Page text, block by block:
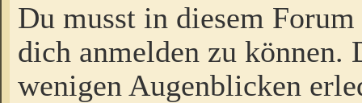
Du musst in diesem
dich anmelden zu
wenigen Augenblicken